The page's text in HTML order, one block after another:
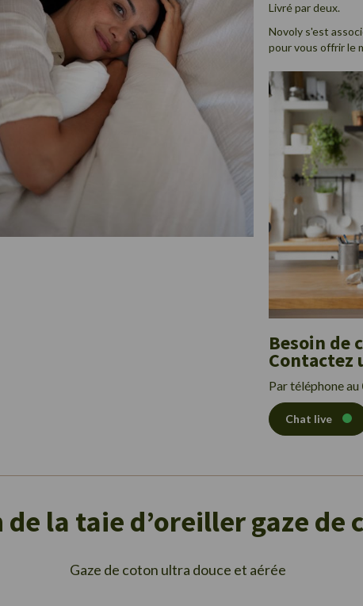
Livré par deux.
Novoly s'est
pour vous offrir le
Besoin de
Contactez
Par téléphone au
Chat live
la taie d’oreiller gaze de
Gaze de coton ultra douce et aérée